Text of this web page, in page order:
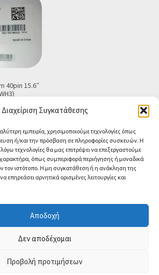
Διαχείριση Συγκατάθεσης
εμπειρία, χρησιμοποιούμε τεχνολογίες όπως
ή/και την πρόσβαση σε πληροφορίες συσκευών. Η
τεχνολογίες θα μας επιτρέψει να επεξεργαστούμε
όπως συμπεριφορά περιήγησης ή μοναδικά
τον ιστότοπο. Η μη συγκατάθεση ή η ανάκληση της
επηρεάσει αρνητικά ορισμένες λειτουργίες και
Αποδοχή
Δεν αποδέχομαι
Προβολή προτιμήσεων
€22.75.
40pin 15.6″
τιμή
καλάθι
2026
Managed WordPress with
Contact us